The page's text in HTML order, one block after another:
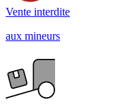
Vente interdite
aux mineurs